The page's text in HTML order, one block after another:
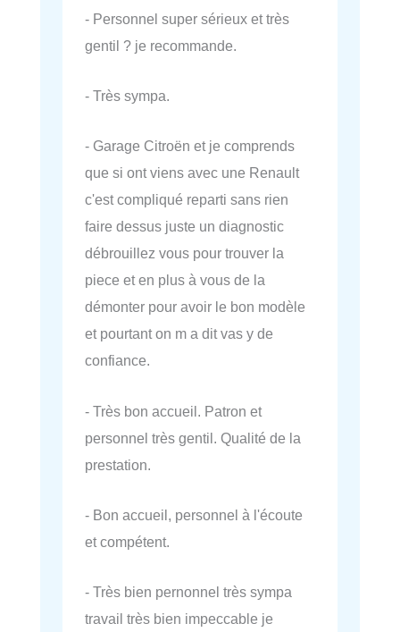
- Personnel super sérieux et très
gentil ? je recommande.
- Très sympa.
- Garage Citroën et je comprends
que si ont viens avec une Renault
c'est compliqué reparti sans rien
faire dessus juste un diagnostic
débrouillez vous pour trouver la
piece et en plus à vous de la
démonter pour avoir le bon modèle
et pourtant on m a dit vas y de
confiance.
- Très bon accueil. Patron et
personnel très gentil. Qualité de la
prestation.
- Bon accueil, personnel à l'écoute
et compétent.
- Très bien pernonnel très sympa
travail très bien impeccable je